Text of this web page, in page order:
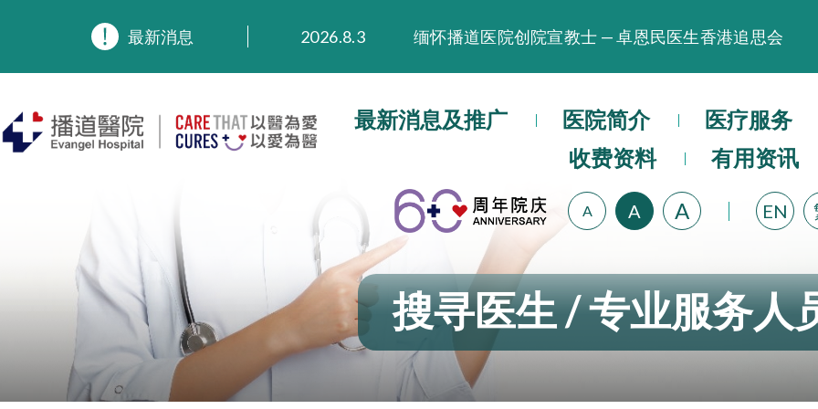
最新消息 2026.8.3
缅怀播道医院创院宣教士 — 卓恩民医生香港追思会
2025.9.23
2025.8.4
播道医院体检服务获客户正面评价
播道医院手机App已推出查阅病歷记录及求诊资料功能
最新消息及推广 医院简介
医疗服务
收费资料
有用资讯
A A A EN
搜寻医生 / 专业服务人